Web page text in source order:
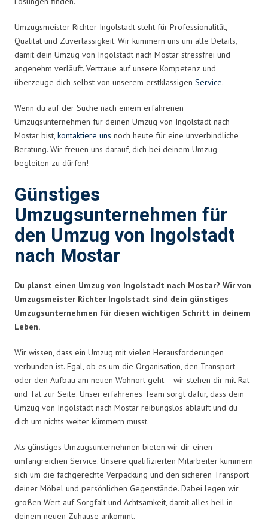
Umzugsmeister Richter Ingolstadt steht für Professionalität,
Qualität und Zuverlässigkeit. Wir kümmern uns um alle Details,
damit dein Umzug von Ingolstadt nach Mostar stressfrei und
angenehm verläuft. Vertraue auf unsere Kompetenz und
überzeuge dich selbst von unserem erstklassigen Service.
Wenn du auf der Suche nach einem erfahrenen
Umzugsunternehmen für deinen Umzug von Ingolstadt nach
Mostar bist, kontaktiere uns noch heute für eine unverbindliche
Beratung. Wir freuen uns darauf, dich bei deinem Umzug
begleiten zu dürfen!
Günstiges
Umzugsunternehmen für
den Umzug von Ingolstadt
nach Mostar
Du planst einen Umzug von Ingolstadt nach Mostar? Wir von
Umzugsmeister Richter Ingolstadt sind dein günstiges
Umzugsunternehmen für diesen wichtigen Schritt in deinem
Leben.
Wir wissen, dass ein Umzug mit vielen Herausforderungen
verbunden ist. Egal, ob es um die Organisation, den Transport
oder den Aufbau am neuen Wohnort geht – wir stehen dir mit Rat
und Tat zur Seite. Unser erfahrenes Team sorgt dafür, dass dein
Umzug von Ingolstadt nach Mostar reibungslos abläuft und du
dich um nichts weiter kümmern musst.
Als günstiges Umzugsunternehmen bieten wir dir einen
umfangreichen Service. Unsere qualifizierten Mitarbeiter kümmern
sich um die fachgerechte Verpackung und den sicheren Transport
deiner Möbel und persönlichen Gegenstände. Dabei legen wir
großen Wert auf Sorgfalt und Achtsamkeit, damit alles heil in
deinem neuen Zuhause ankommt.